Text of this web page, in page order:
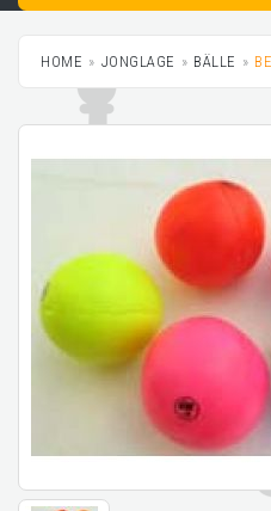
HOME JONGLAGE BÄLLE